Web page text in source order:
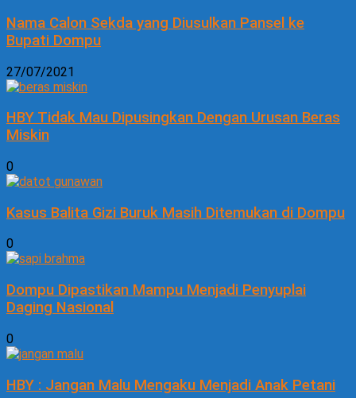
Nama Calon Sekda yang Diusulkan Pansel ke
Bupati Dompu
27/07/2021
HBY Tidak Mau Dipusingkan Dengan Urusan Beras
Miskin
0
Kasus Balita Gizi Buruk Masih Ditemukan di Dompu
0
Dompu Dipastikan Mampu Menjadi Penyuplai
Daging Nasional
0
HBY : Jangan Malu Mengaku Menjadi Anak Petani